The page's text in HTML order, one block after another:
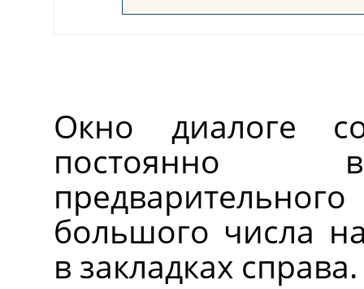
Окно диалоге
постоянно
большого числа
в закладках справа.